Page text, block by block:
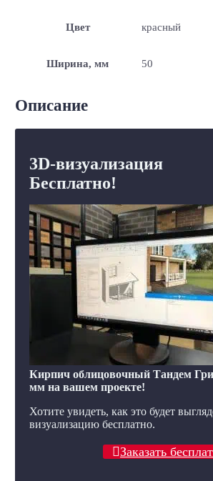
Цвет красный
Ширина, мм 50
Описание
3D-визуализация
Бесплатно!
Кирпич облицовочный Тандем
мм на вашем проекте!
Хотите увидеть, как это будет
визуализацию бесплатно.
Заказать